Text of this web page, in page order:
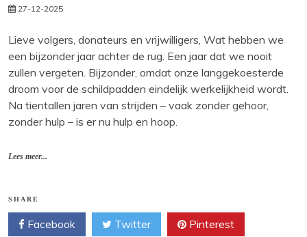
27-12-2025
Lieve volgers, donateurs en vrijwilligers, Wat hebben we
een bijzonder jaar achter de rug. Een jaar dat we nooit
zullen vergeten. Bijzonder, omdat onze langgekoesterde
droom voor de schildpadden eindelijk werkelijkheid wordt.
Na tientallen jaren van strijden – vaak zonder gehoor,
zonder hulp – is er nu hulp en hoop.
Lees meer...
SHARE
Facebook Twitter Pinterest